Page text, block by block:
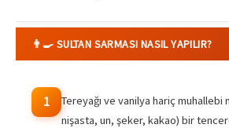
👨‍🍳 SULTAN SARMASI NASIL YAPILIR?
1
Tereyağı ve vanilya hariç
nişasta, un, şeker, kakao) bir